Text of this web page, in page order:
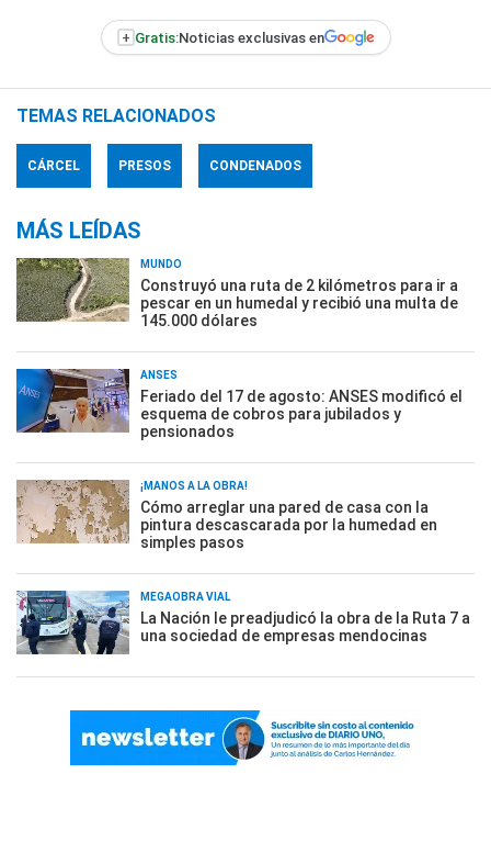
+ Gratis:Noticias exclusivas en
TEMAS RELACIONADOS
CÁRCEL PRESOS CONDENADOS
MÁS LEÍDAS
MUNDO
Construyó una ruta de 2 kilómetros para ir a
pescar en un humedal y recibió una multa de
145.000 dólares
ANSES
Feriado del 17 de agosto: ANSES modificó el
esquema de cobros para jubilados y
pensionados
¡MANOS A LA OBRA!
Cómo arreglar una pared de casa con la
pintura descascarada por la humedad en
simples pasos
MEGAOBRA VIAL
La Nación le preadjudicó la obra de la Ruta 7 a
una sociedad de empresas mendocinas